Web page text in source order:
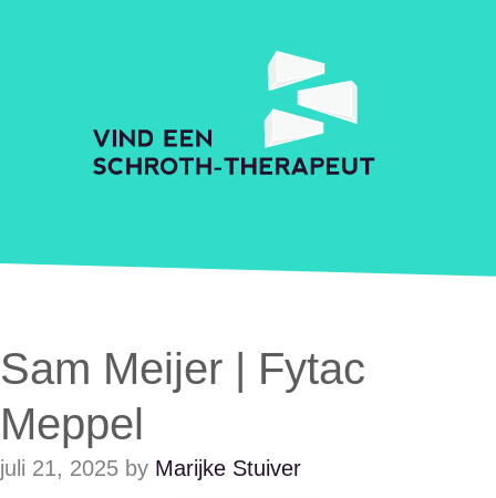
Sam Meijer | Fytac
Meppel
juli 21, 2025 by Marijke Stuiver